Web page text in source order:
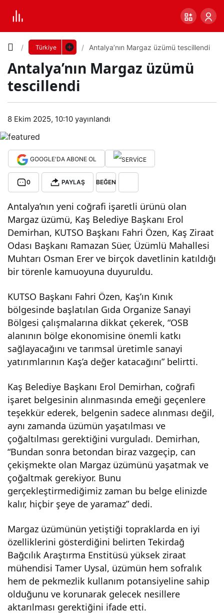
Türkiye Antalya’nın Margaz üzümü tescillendi
Antalya’nın Margaz üzümü
tescillendi
8 Ekim 2025, 10:10 yayınlandı
GOOGLE'DA ABONE OL
0 PAYLAŞ BEĞEN
Antalya’nın yeni coğrafi işaretli ürünü olan
Margaz üzümü, Kaş Belediye Başkanı Erol
Demirhan, KUTSO Başkanı Fahri Özen, Kaş Ziraat
Odası Başkanı Ramazan Süer, Üzümlü Mahallesi
Muhtarı Osman Erer ve birçok davetlinin katıldığı
bir törenle kamuoyuna duyuruldu.
KUTSO Başkanı Fahri Özen, Kaş’ın Kınık
bölgesinde başlatılan Gıda Organize Sanayi
Bölgesi çalışmalarına dikkat çekerek, “OSB
alanının bölge ekonomisine önemli katkı
sağlayacağını ve tarımsal üretimle sanayi
yatırımlarının Kaş’a değer katacağını” belirtti.
Kaş Belediye Başkanı Erol Demirhan, coğrafi
işaret belgesinin alınmasında emeği geçenlere
teşekkür ederek, belgenin sadece alınması değil,
aynı zamanda üzümün yaşatılması ve
çoğaltılması gerektiğini vurguladı. Demirhan,
“Bundan sonra betondan biraz vazgeçip, can
çekişmekte olan Margaz üzümünü yaşatmak ve
çoğaltmak gerekiyor. Bunu
gerçekleştirmediğimiz zaman bu belge elinizde
kalır, hiçbir şeye de yaramaz” dedi.
Margaz üzümünün yetiştiği topraklarda en iyi
özelliklerini gösterdiğini belirten Tekirdağ
Bağcılık Araştırma Enstitüsü yüksek ziraat
mühendisi Tamer Uysal, üzümün hem sofralık
hem de pekmezlik kullanım potansiyeline sahip
olduğunu ve korunarak gelecek nesillere
aktarılması gerektiğini ifade etti.
Ant
nın
Mar
üzü
mü
tesc
illen
di
Yazı
Boyutunu
Küçük 100% Dev
Varsayılana
dön